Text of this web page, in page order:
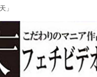
」